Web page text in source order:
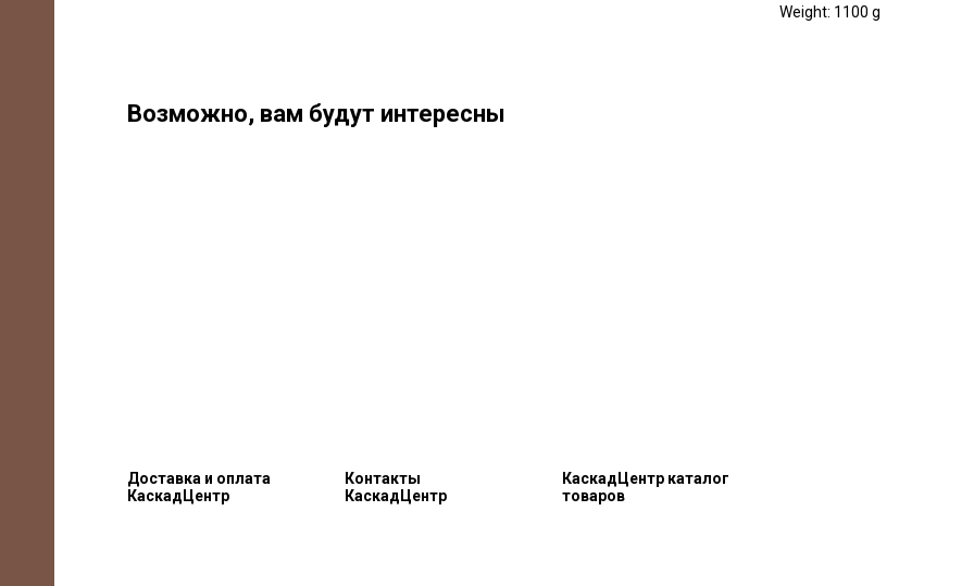
Weight: 1100 g
Возможно, вам будут интересны
Доставка и оплата
КаскадЦентр
Контакты
КаскадЦентр
КаскадЦентр каталог
товаров